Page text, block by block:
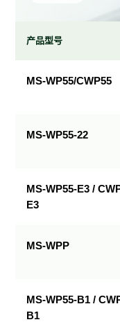
产品型号
MS-WP55/CWP55
MS-WP55-22
MS-WP55-E3 /
E3
MS-WPP
MS-WP55-B1 /
B1